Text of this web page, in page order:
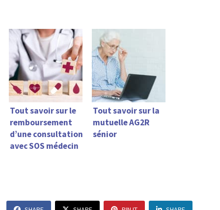
Tout savoir sur le
remboursement
d’une consultation
avec SOS médecin
Tout savoir sur la
mutuelle AG2R
sénior